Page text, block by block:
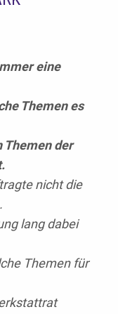
eine
Themen es
Themen der
nicht die
lang dabei
Themen für